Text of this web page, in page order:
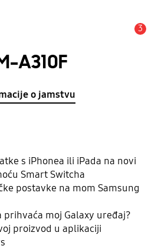
3
A310F
o jamstvu
s iPhonea ili iPada na novi
Smart Switcha
postavke na mom Samsung
moj Galaxy uređaj?
proizvod u aplikaciji